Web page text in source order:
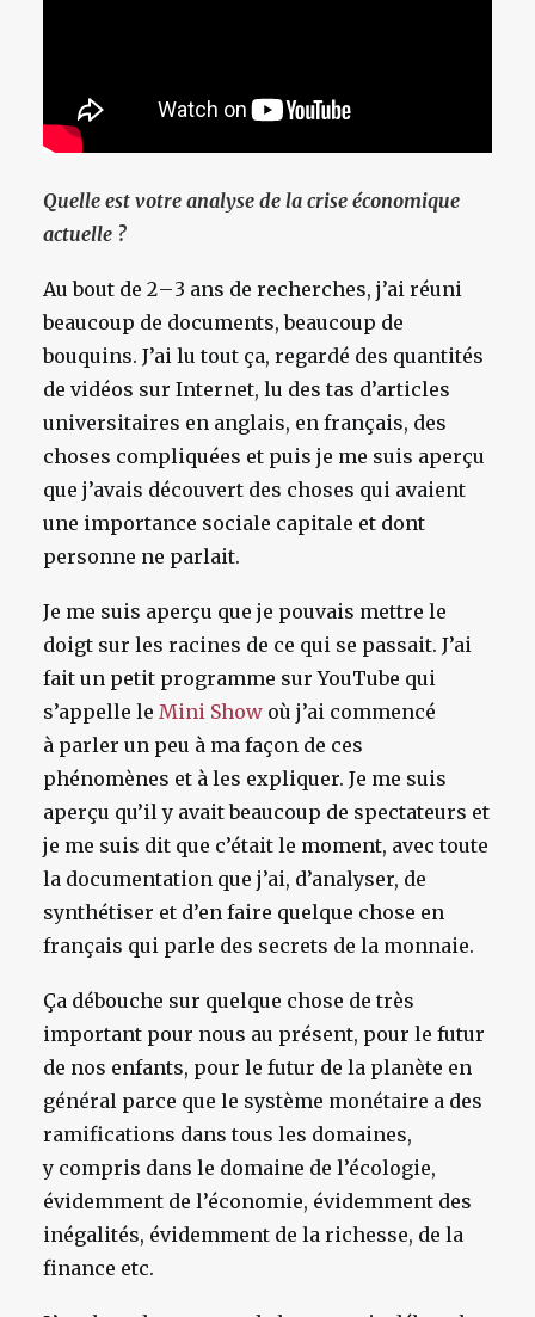
Quelle est votre analyse de la crise économique
actuelle ?
Au bout de 2 – 3 ans de recherches, j’ai réuni
beaucoup de documents, beaucoup de
bouquins. J’ai lu tout ça, regardé des quantités
de vidéos sur Internet, lu des tas d’articles
universitaires en anglais, en français, des
choses compliquées et puis je me suis aperçu
que j’avais découvert des choses qui avaient
une importance sociale capitale et dont
personne ne parlait.
Je me suis aperçu que je pouvais mettre le
doigt sur les racines de ce qui se passait. J’ai
fait un petit programme sur YouTube qui
s’appelle le Mini Show où j’ai commencé
à parler un peu à ma façon de ces
phénomènes et à les expliquer. Je me suis
aperçu qu’il y avait beaucoup de spectateurs et
je me suis dit que c’était le moment, avec toute
la documentation que j’ai, d’analyser, de
synthétiser et d’en faire quelque chose en
français qui parle des secrets de la monnaie.
Ça débouche sur quelque chose de très
important pour nous au présent, pour le futur
de nos enfants, pour le futur de la planète en
général parce que le système monétaire a des
ramifications dans tous les domaines,
y compris dans le domaine de l’écologie,
évidemment de l’économie, évidemment des
inégalités, évidemment de la richesse, de la
finance etc.